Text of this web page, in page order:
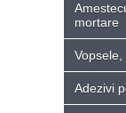
mortare
Adezivi